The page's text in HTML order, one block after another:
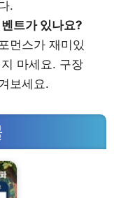
.
트가 있나요?
먼스가 재미있
마세요. 구장
보세요.